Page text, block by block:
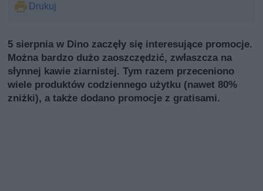
Drukuj
5 sierpnia w Dino zaczęły się interesujące promocje.
Można bardzo dużo zaoszczędzić, zwłaszcza na
słynnej kawie ziarnistej. Tym razem przeceniono
wiele produktów codziennego użytku (nawet 80%
zniżki), a także dodano promocje z gratisami.